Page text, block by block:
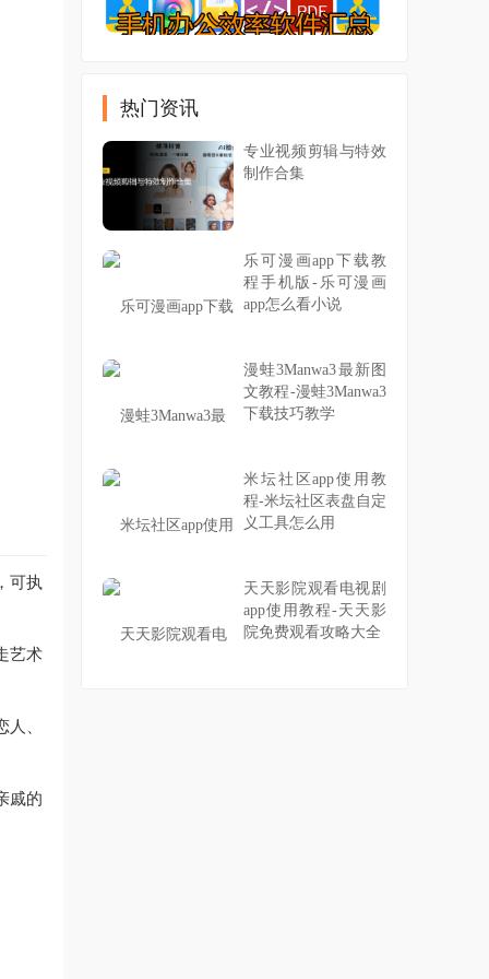
可执
艺术
、
戚的
热门资讯
专业视频剪辑与特效
制作合集
乐可漫画app下载教
程手机版-乐可漫画
app怎么看小说
漫蛙3Manwa3最新图
文教程-漫蛙3Manwa3
下载技巧教学
米坛社区app使用教
程-米坛社区表盘自定
义工具怎么用
天天影院观看电视剧
app使用教程-天天影
院免费观看攻略大全